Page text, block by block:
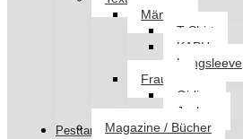
Männer
T-Shirt
KAPU
Longsleeve
Frauen
Girlies
Jacken
Magazine / Bücher
Pesttanz